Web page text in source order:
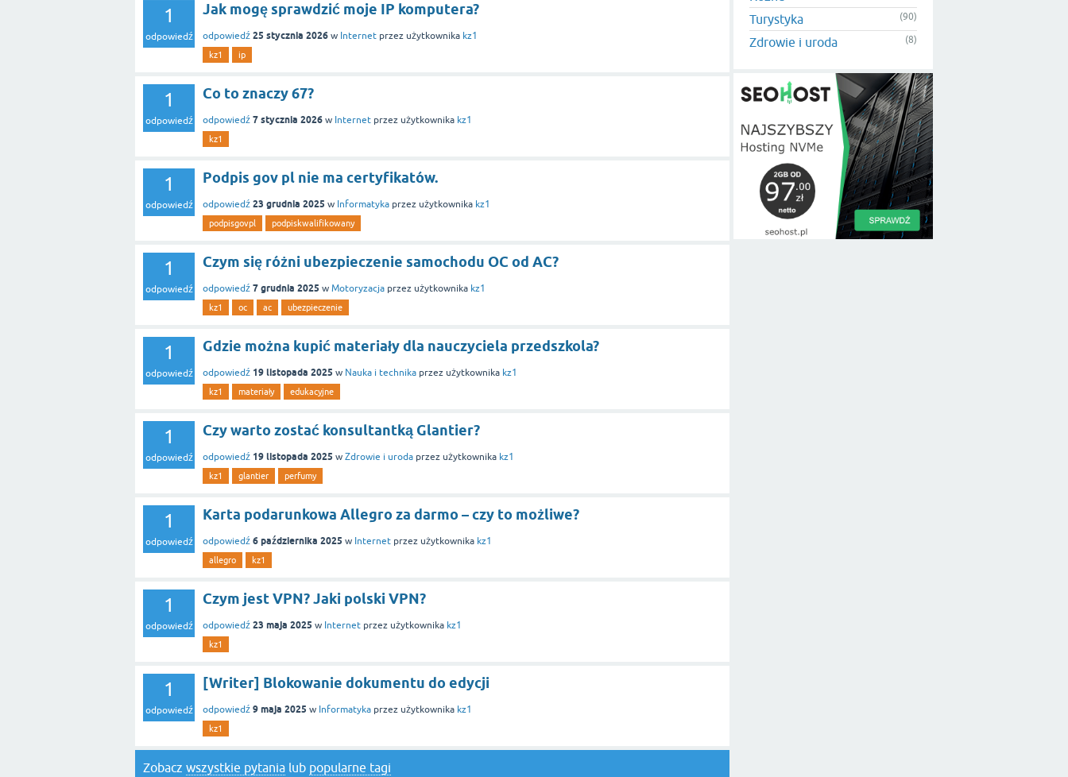
1
odpowiedź
Jak mogę sprawdzić moje IP komputera?
odpowiedź 25 stycznia 2026 w Internet przez użytkownika kz1
kz1 ip
1
odpowiedź
Co to znaczy 67?
odpowiedź 7 stycznia 2026 w Internet przez użytkownika kz1
kz1
1
odpowiedź
Podpis gov pl nie ma certyfikatów.
odpowiedź 23 grudnia 2025 w Informatyka przez użytkownika kz1
podpisgovpl podpiskwalifikowany
1
odpowiedź
Czym się różni ubezpieczenie samochodu OC od AC?
odpowiedź 7 grudnia 2025 w Motoryzacja przez użytkownika kz1
kz1 oc ac ubezpieczenie
1
odpowiedź
Gdzie można kupić materiały dla nauczyciela przedszkola?
odpowiedź 19 listopada 2025 w Nauka i technika przez użytkownika kz1
kz1 materiały edukacyjne
1
odpowiedź
Czy warto zostać konsultantką Glantier?
odpowiedź 19 listopada 2025 w Zdrowie i uroda przez użytkownika kz1
kz1 glantier perfumy
1
odpowiedź
Karta podarunkowa Allegro za darmo – czy to możliwe?
odpowiedź 6 października 2025 w Internet przez użytkownika kz1
allegro kz1
1
odpowiedź
Czym jest VPN? Jaki polski VPN?
odpowiedź 23 maja 2025 w Internet przez użytkownika kz1
kz1
1
odpowiedź
[Writer] Blokowanie dokumentu do edycji
odpowiedź 9 maja 2025 w Informatyka przez użytkownika kz1
kz1
Zobacz wszystkie pytania lub popularne tagi
Turystyka (90)
Zdrowie i uroda (8)